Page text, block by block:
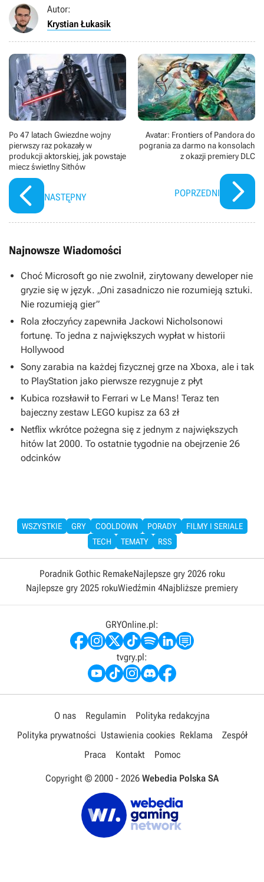
Autor:
Krystian Łukasik
Po 47 latach Gwiezdne wojny
pierwszy raz pokazały w
produkcji aktorskiej, jak powstaje
miecz świetlny Sithów
NASTĘPNY
Avatar: Frontiers of Pandora do
pogrania za darmo na konsolach
z okazji premiery DLC
POPRZEDNI
Najnowsze Wiadomości
Choć Microsoft go nie zwolnił, zirytowany deweloper nie
gryzie się w język. „Oni zasadniczo nie rozumieją sztuki.
Nie rozumieją gier”
Rola złoczyńcy zapewniła Jackowi Nicholsonowi
fortunę. To jedna z największych wypłat w historii
Hollywood
Sony zarabia na każdej fizycznej grze na Xboxa, ale i tak
to PlayStation jako pierwsze rezygnuje z płyt
Kubica rozsławił to Ferrari w Le Mans! Teraz ten
bajeczny zestaw LEGO kupisz za 63 zł
Netflix wkrótce pożegna się z jednym z największych
hitów lat 2000. To ostatnie tygodnie na obejrzenie 26
odcinków
WSZYSTKIE GRY COOLDOWN PORADY
FILMY I SERIALE
TECH
TEMATY RSS
Poradnik Gothic RemakeNajlepsze gry 2026 roku
Najlepsze gry 2025 rokuWiedźmin 4Najbliższe premiery
GRYOnline.pl:
tvgry.pl:
O nas Regulamin
Polityka redakcyjna
Polityka prywatności Ustawienia cookies Reklama
Zespół
Praca
Kontakt Pomoc
Copyright © 2000 - 2026 Webedia Polska SA